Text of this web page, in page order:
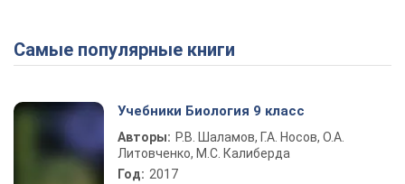
Самые популярные книги
Учебники Биология 9 класс
Авторы: Р.В. Шаламов, Г.А. Носов, О.А.
Литовченко, М.С. Калиберда
Год: 2017